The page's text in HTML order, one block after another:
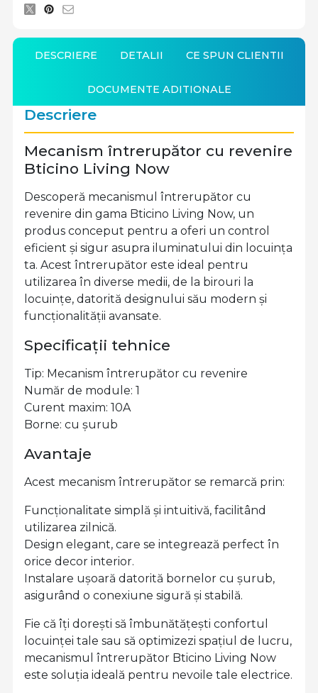
DESCRIERE DETALII CE SPUN CLIENTII
DOCUMENTE ADITIONALE
Descriere
Mecanism întrerupător cu revenire
Bticino Living Now
Descoperă mecanismul întrerupător cu
revenire din gama Bticino Living Now, un
produs conceput pentru a oferi un control
eficient și sigur asupra iluminatului din locuința
ta. Acest întrerupător este ideal pentru
utilizarea în diverse medii, de la birouri la
locuințe, datorită designului său modern și
funcționalității avansate.
Specificații tehnice
Tip: Mecanism întrerupător cu revenire
Număr de module: 1
Curent maxim: 10A
Borne: cu șurub
Avantaje
Acest mecanism întrerupător se remarcă prin:
Funcționalitate simplă și intuitivă, facilitând
utilizarea zilnică.
Design elegant, care se integrează perfect în
orice decor interior.
Instalare ușoară datorită bornelor cu șurub,
asigurând o conexiune sigură și stabilă.
Fie că îți dorești să îmbunătățești confortul
locuinței tale sau să optimizezi spațiul de lucru,
mecanismul întrerupător Bticino Living Now
este soluția ideală pentru nevoile tale electrice.